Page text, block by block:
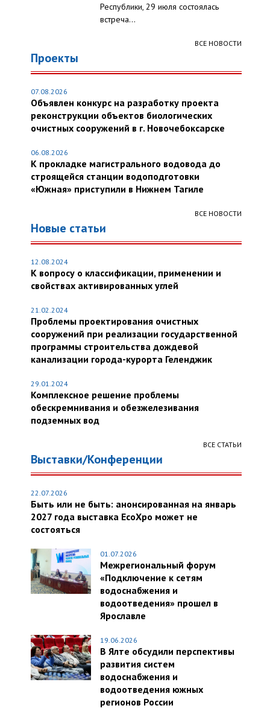
Республики, 29 июля состоялась
встреча...
ВСЕ НОВОСТИ
Проекты
07.08.2026
Объявлен конкурс на разработку проекта
реконструкции объектов биологических
очистных сооружений в г. Новочебоксарске
06.08.2026
К прокладке магистрального водовода до
строящейся станции водоподготовки
«Южная» приступили в Нижнем Тагиле
ВСЕ НОВОСТИ
Новые статьи
12.08.2024
К вопросу о классификации, применении и
свойствах активированных углей
21.02.2024
Проблемы проектирования очистных
сооружений при реализации государственной
программы строительства дождевой
канализации города-курорта Геленджик
29.01.2024
Комплексное решение проблемы
обескремнивания и обезжелезивания
подземных вод
ВСЕ СТАТЬИ
Выставки/Конференции
22.07.2026
Быть или не быть: анонсированная на январь
2027 года выставка EcoXpo может не
состояться
01.07.2026
Межрегиональный форум
«Подключение к сетям
водоснабжения и
водоотведения» прошел в
Ярославле
19.06.2026
В Ялте обсудили перспективы
развития систем
водоснабжения и
водоотведения южных
регионов России